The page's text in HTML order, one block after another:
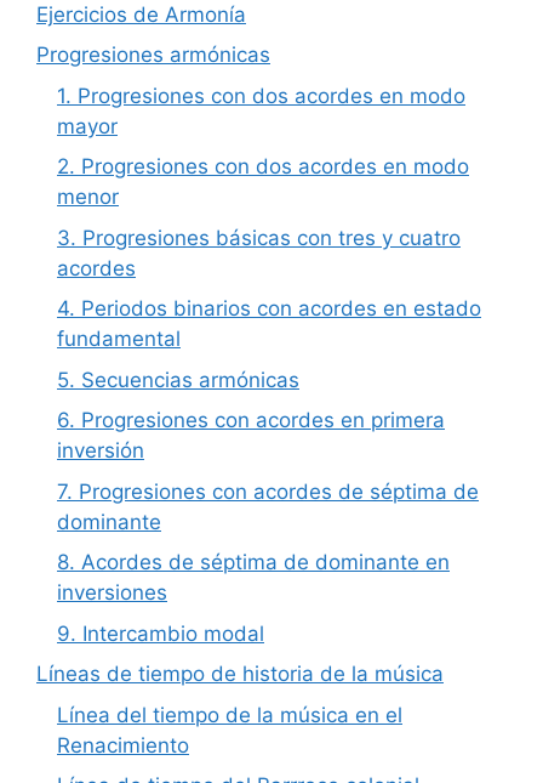
Ejercicios de Armonía
Progresiones armónicas
1. Progresiones con dos acordes en modo
mayor
2. Progresiones con dos acordes en modo
menor
3. Progresiones básicas con tres y cuatro
acordes
4. Periodos binarios con acordes en estado
fundamental
5. Secuencias armónicas
6. Progresiones con acordes en primera
inversión
7. Progresiones con acordes de séptima de
dominante
8. Acordes de séptima de dominante en
inversiones
9. Intercambio modal
Líneas de tiempo de historia de la música
Línea del tiempo de la música en el
Renacimiento